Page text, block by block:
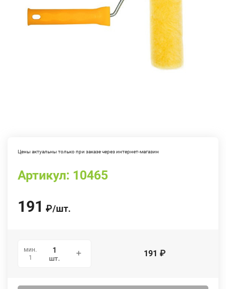
Цены актуальны только при заказе через интернет-магазин
Артикул: 10465
191 ₽/шт.
мин.
1
шт. 191 ₽